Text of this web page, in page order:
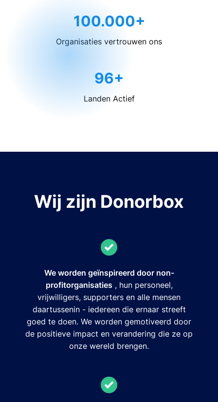
100.000+
Organisaties vertrouwen ons
96+
Landen Actief
Wij zijn Donorbox
We worden geïnspireerd door non-
profitorganisaties, hun personeel,
vrijwilligers, supporters en alle mensen
daartussenin - iedereen die ernaar streeft
goed te doen. We worden gemotiveerd door
de positieve impact en verandering die ze op
onze wereld brengen.